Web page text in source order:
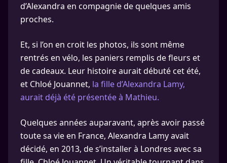
d’Alexandra en compagnie de quelques amis
proches.
Et, si l’on en croit les photos, ils sont même
rentrés en vélo, les paniers remplis de fleurs et
de cadeaux. Leur histoire aurait débuté cet été,
et Chloé Jouannet, la fille d’Alexandra Lamy,
aurait déjà été présentée à Mathieu.
Quelques années auparavant, après avoir passé
toute sa vie en France, Alexandra Lamy avait
décidé, en 2013, de s’installer à Londres avec sa